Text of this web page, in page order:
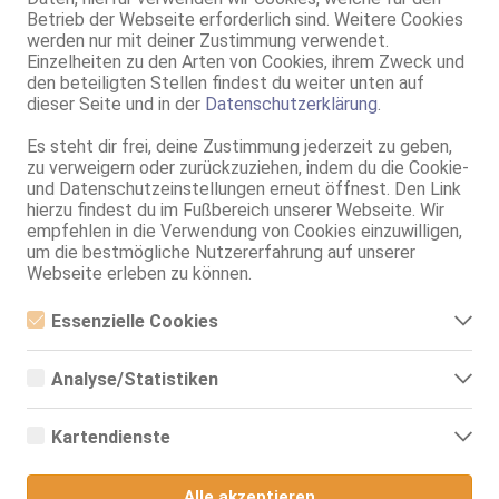
Betrieb der Webseite erforderlich sind. Weitere Cookies
werden nur mit deiner Zustimmung verwendet.
Einzelheiten zu den Arten von Cookies, ihrem Zweck und
den beteiligten Stellen findest du weiter unten auf
dieser Seite und in der Datenschutzerklärung
Es steht dir frei, deine Zustimmung jederzeit zu geben,
zu verweigern oder zurückzuziehen, indem du die Cookie-
und Datenschutzeinstellungen erneut öffnest. Den Link
hierzu findest du im Fußbereich unserer Webseite. Wir
empfehlen in die Verwendung von Cookies einzuwilligen,
um die bestmögliche Nutzererfahrung auf unserer
Webseite erleben zu können.
Essenzielle Cookies
Essenzielle Cookies sind alle notwendigen Cookies, die für den
ermöglicht werden. Die Webseite kann ohne diese Cookies nicht
Analyse/Statistiken
Analyse- bzw. Statistikcookies sind Cookies, die der Analyse der
Zugriffsstatistiken dienen. Sie helfen den Webseiten-Besitzern zu
Informationen anonym gesammelt und gemeldet werden.
Kartendienste
Mannheim
TS Sexy Bella - 100% Real
Mannheim VIDEO
Flavia latina TOP service
25 Jahre, 85D, KF 36/38, 1.65m, 60 kg, total rasiert, Latina
ZK, 69, GF6, Franz b. Ihr, BV, Schmu., Kuscheln, Körperküs.
Mannheim
Tattoo Model TS Shirin
AV, 69, GF6, DT, NSa, NSp, devot